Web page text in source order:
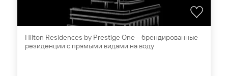
Hilton Residences by Prestige One – брендированные
резиденции c прямыми видами на воду